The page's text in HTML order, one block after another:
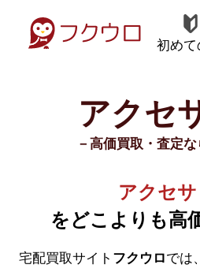
初めて
アクセ
－高価買取・査定
アクセ
をどこよりも高
宅配買取サイト フクウロでは